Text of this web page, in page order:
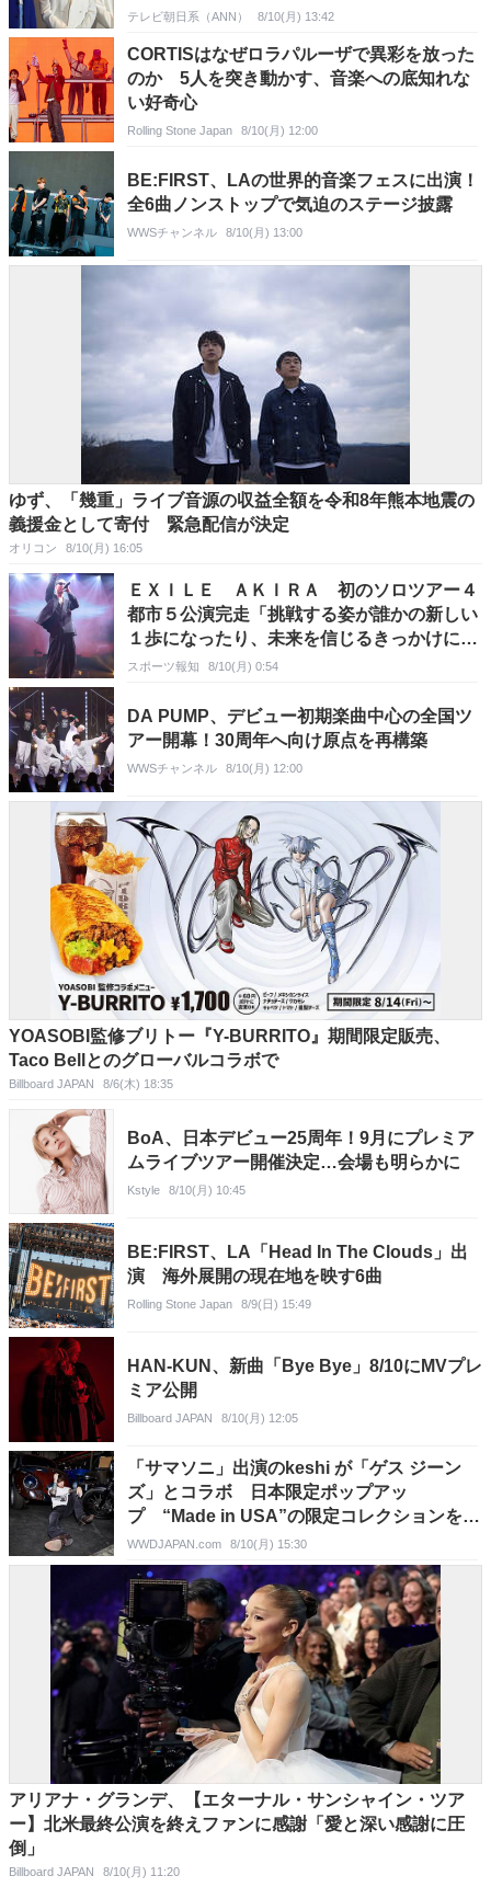
テレビ朝日系（ANN） 8/10(月) 13:42
CORTISはなぜロラパルーザで異彩を放った
のか 5人を突き動かす、音楽への底知れな
い好奇心
Rolling Stone Japan 8/10(月) 12:00
BE:FIRST、LAの世界的音楽フェスに出演！
全6曲ノンストップで気迫のステージ披露
WWSチャンネル 8/10(月) 13:00
ゆず、「幾重」ライブ音源の収益全額を令和8年熊本地震の
義援金として寄付 緊急配信が決定
オリコン 8/10(月) 16:05
ＥＸＩＬＥ ＡＫＩＲＡ 初のソロツアー４
都市５公演完走「挑戦する姿が誰かの新しい
１歩になったり、未来を信じるきっかけにな
ったら」
スポーツ報知 8/10(月) 0:54
DA PUMP、デビュー初期楽曲中心の全国ツ
アー開幕！30周年へ向け原点を再構築
WWSチャンネル 8/10(月) 12:00
YOASOBI監修ブリトー『Y-BURRITO』期間限定販売、
Taco Bellとのグローバルコラボで
Billboard JAPAN 8/6(木) 18:35
BoA、日本デビュー25周年！9月にプレミア
ムライブツアー開催決定…会場も明らかに
Kstyle 8/10(月) 10:45
BE:FIRST、LA「Head In The Clouds」出
演 海外展開の現在地を映す6曲
Rolling Stone Japan 8/9(日) 15:49
HAN-KUN、新曲「Bye Bye」8/10にMVプレ
ミア公開
Billboard JAPAN 8/10(月) 12:05
「サマソニ」出演のkeshi が「ゲス ジーン
ズ」とコラボ 日本限定ポップアッ
プ “Made in USA”の限定コレクションを販
売
WWDJAPAN.com 8/10(月) 15:30
アリアナ・グランデ、【エターナル・サンシャイン・ツア
ー】北米最終公演を終えファンに感謝「愛と深い感謝に圧
倒」
Billboard JAPAN 8/10(月) 11:20